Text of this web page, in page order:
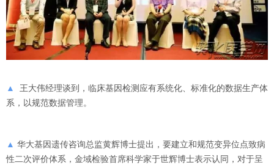
▲
王大伟经理谈到，临床基因检测应有系统化、标准化的数据生产体
系，以规范数据管理。
▲ 华大基因遗传咨询总监黄辉博士提出，要建立和规范变异位点致病
性二次评价体系，金域检验首席科学家于世辉博士表示认同，对于呈